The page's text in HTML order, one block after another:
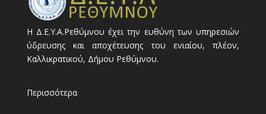
Η Δ.Ε.Υ.Α.Ρεθύμνου έχει την ευθύνη των υπηρεσιών
ύδρευσης και αποχέτευσης του ενιαίου, πλέον,
Καλλικρατικού, Δήμου Ρεθύμνου.
Περισσότερα